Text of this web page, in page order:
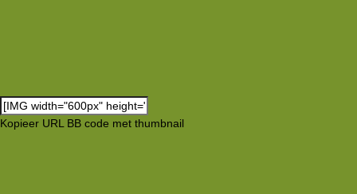
Kopieer URL BB code met thumbnail